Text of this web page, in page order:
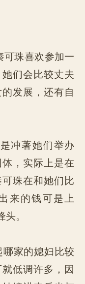
珠喜欢参加一
们会比较丈夫
发展，还有自
冲著她们举办
，实际上是在
珠在和她们比
来的钱可是上
。
家的媳妇比较
低调许多，因